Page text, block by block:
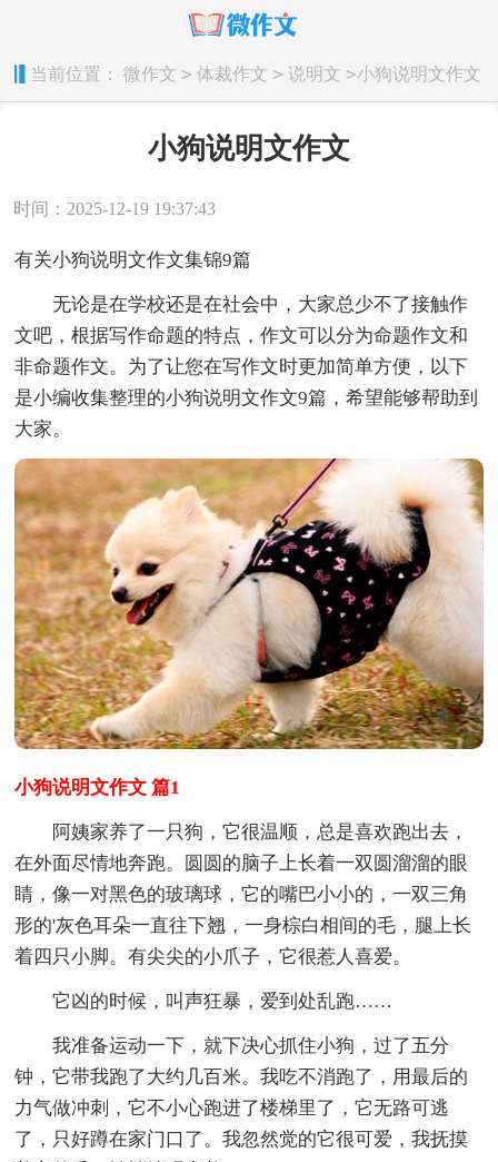
当前位置： 微作文 > 体裁作文 > 说明文 >小狗说明文作文
小狗说明文作文
时间：2025-12-19 19:37:43
有关小狗说明文作文集锦9篇
无论是在学校还是在社会中，大家总少不了接触作
文吧，根据写作命题的特点，作文可以分为命题作文和
非命题作文。为了让您在写作文时更加简单方便，以下
是小编收集整理的小狗说明文作文9篇，希望能够帮助到
大家。
小狗说明文作文 篇1
阿姨家养了一只狗，它很温顺，总是喜欢跑出去，
在外面尽情地奔跑。圆圆的脑子上长着一双圆溜溜的眼
睛，像一对黑色的玻璃球，它的嘴巴小小的，一双三角
形的'灰色耳朵一直往下翘，一身棕白相间的毛，腿上长
着四只小脚。有尖尖的小爪子，它很惹人喜爱。
它凶的时候，叫声狂暴，爱到处乱跑……
我准备运动一下，就下决心抓住小狗，过了五分
钟，它带我跑了大约几百米。我吃不消跑了，用最后的
力气做冲刺，它不小心跑进了楼梯里了，它无路可逃
了，只好蹲在家门口了。我忽然觉的它很可爱，我抚摸